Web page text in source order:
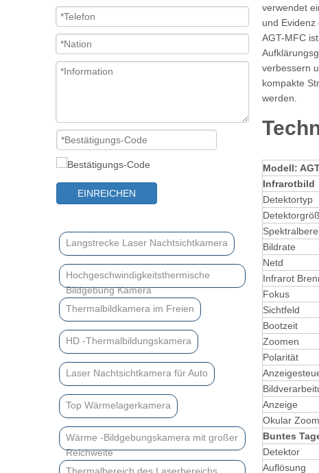
EINREICHEN
Langstrecke Laser Nachtsichtkamera
Hochgeschwindigkeitsthermische
Bildgebung Kamera
Thermalbildkamera im Freien
HD -Thermalbildungskamera
Laser Nachtsichtkamera für Auto
Top Wärmelagerkamera
Wärme -Bildgebungskamera mit großer
Reichweite
verwendet
und Evidenz
AGT-MFC
verbessern
kompakte
werden.
Modell:
Infrarotbild
Detektortyp
Bildrate
Netd
Infrarot
Fokus
Sichtfeld
Bootzeit
Zoomen
Polarität
Anzeige
Okular Zoom
Buntes
Detektor
Auflösung